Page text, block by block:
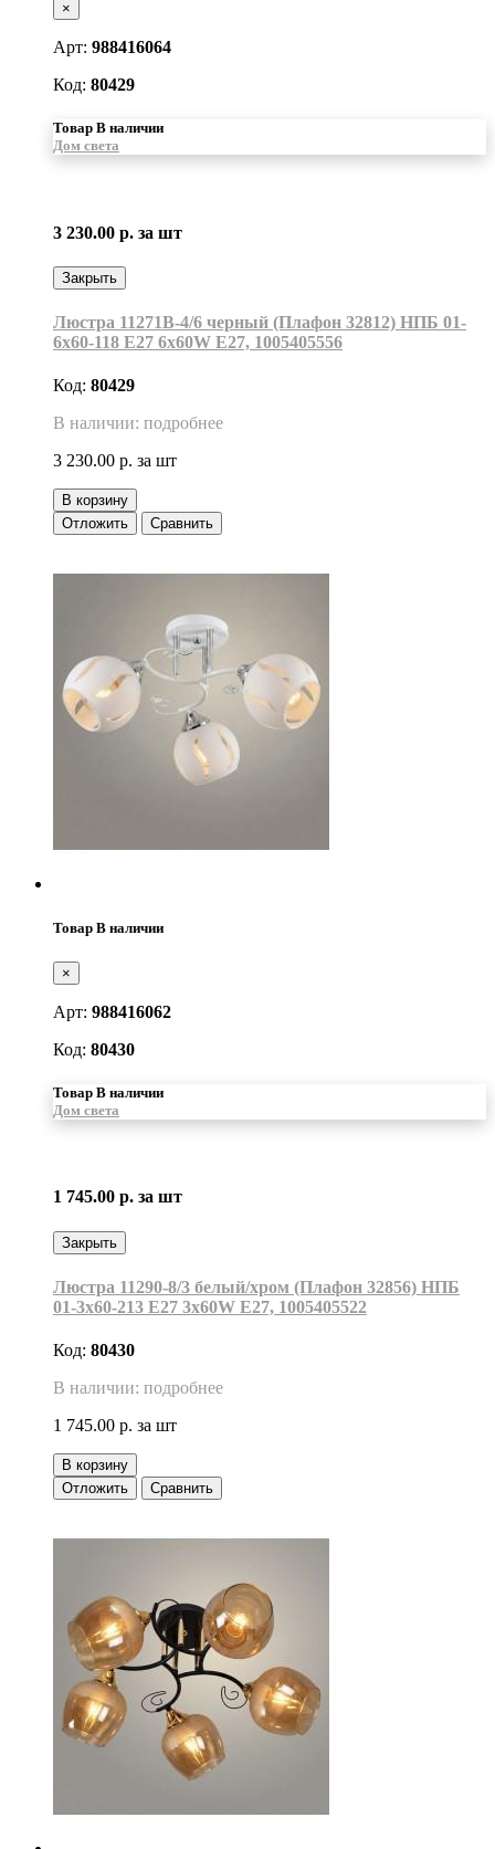
×
Арт: 988416064
Код: 80429
Товар В наличии
Дом света
3 230.00 р. за шт
Закрыть
Люстра 11271В-4/6 черный (Плафон 32812) НПБ 01-
6х60-118 Е27 6x60W Е27, 1005405556
Код: 80429
В наличии: подробнее
3 230.00 р. за шт
В корзину
Отложить
Сравнить
Товар В наличии
×
Арт: 988416062
Код: 80430
Товар В наличии
Дом света
1 745.00 р. за шт
Закрыть
Люстра 11290-8/3 белый/хром (Плафон 32856) НПБ
01-3х60-213 Е27 3x60W Е27, 1005405522
Код: 80430
В наличии: подробнее
1 745.00 р. за шт
В корзину
Отложить
Сравнить